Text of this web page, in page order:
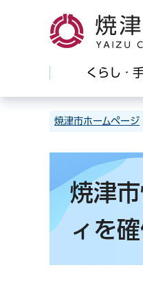
焼津市
くらし・
焼津市ホームページ
焼津
ィを